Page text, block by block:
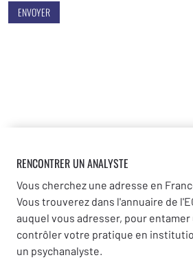
ENVOYER
RENCONTRER UN ANALYSTE
Vous cherchez une adresse en
Vous trouverez dans l'annuaire de
auquel vous adresser, pour entamer
contrôler votre pratique en
un psychanalyste.